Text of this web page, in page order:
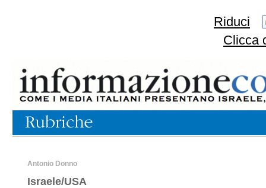
Riduci
Clicca
Antonio Donno
Israele/USA